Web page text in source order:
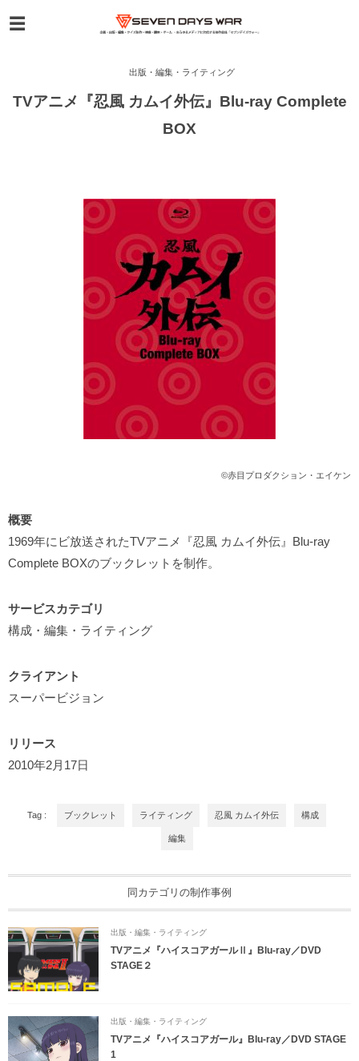
出版・編集・ライティング
TVアニメ『忍風 カムイ外伝』Blu-ray Complete
BOX
©赤目プロダクション・エイケン
概要
1969年にビ放送されたTVアニメ『忍風 カムイ外伝』Blu-ray
Complete BOXのブックレットを制作。
サービスカテゴリ
構成・編集・ライティング
クライアント
スーパービジョン
リリース
2010年2月17日
Tag : ブックレット ライティング 忍風 カムイ外伝 構成
編集
同カテゴリの制作事例
出版・編集・ライティング
TVアニメ『ハイスコアガールⅡ』Blu-ray／DVD
STAGE２
出版・編集・ライティング
TVアニメ『ハイスコアガール』Blu-ray／DVD STAGE
1